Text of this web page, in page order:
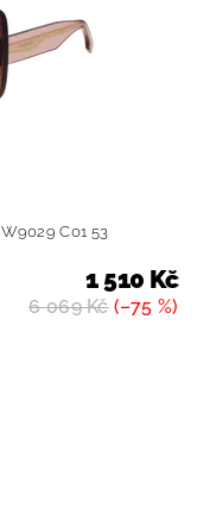
C01 53
6 069 Kč(–75 %)
1 510 Kč